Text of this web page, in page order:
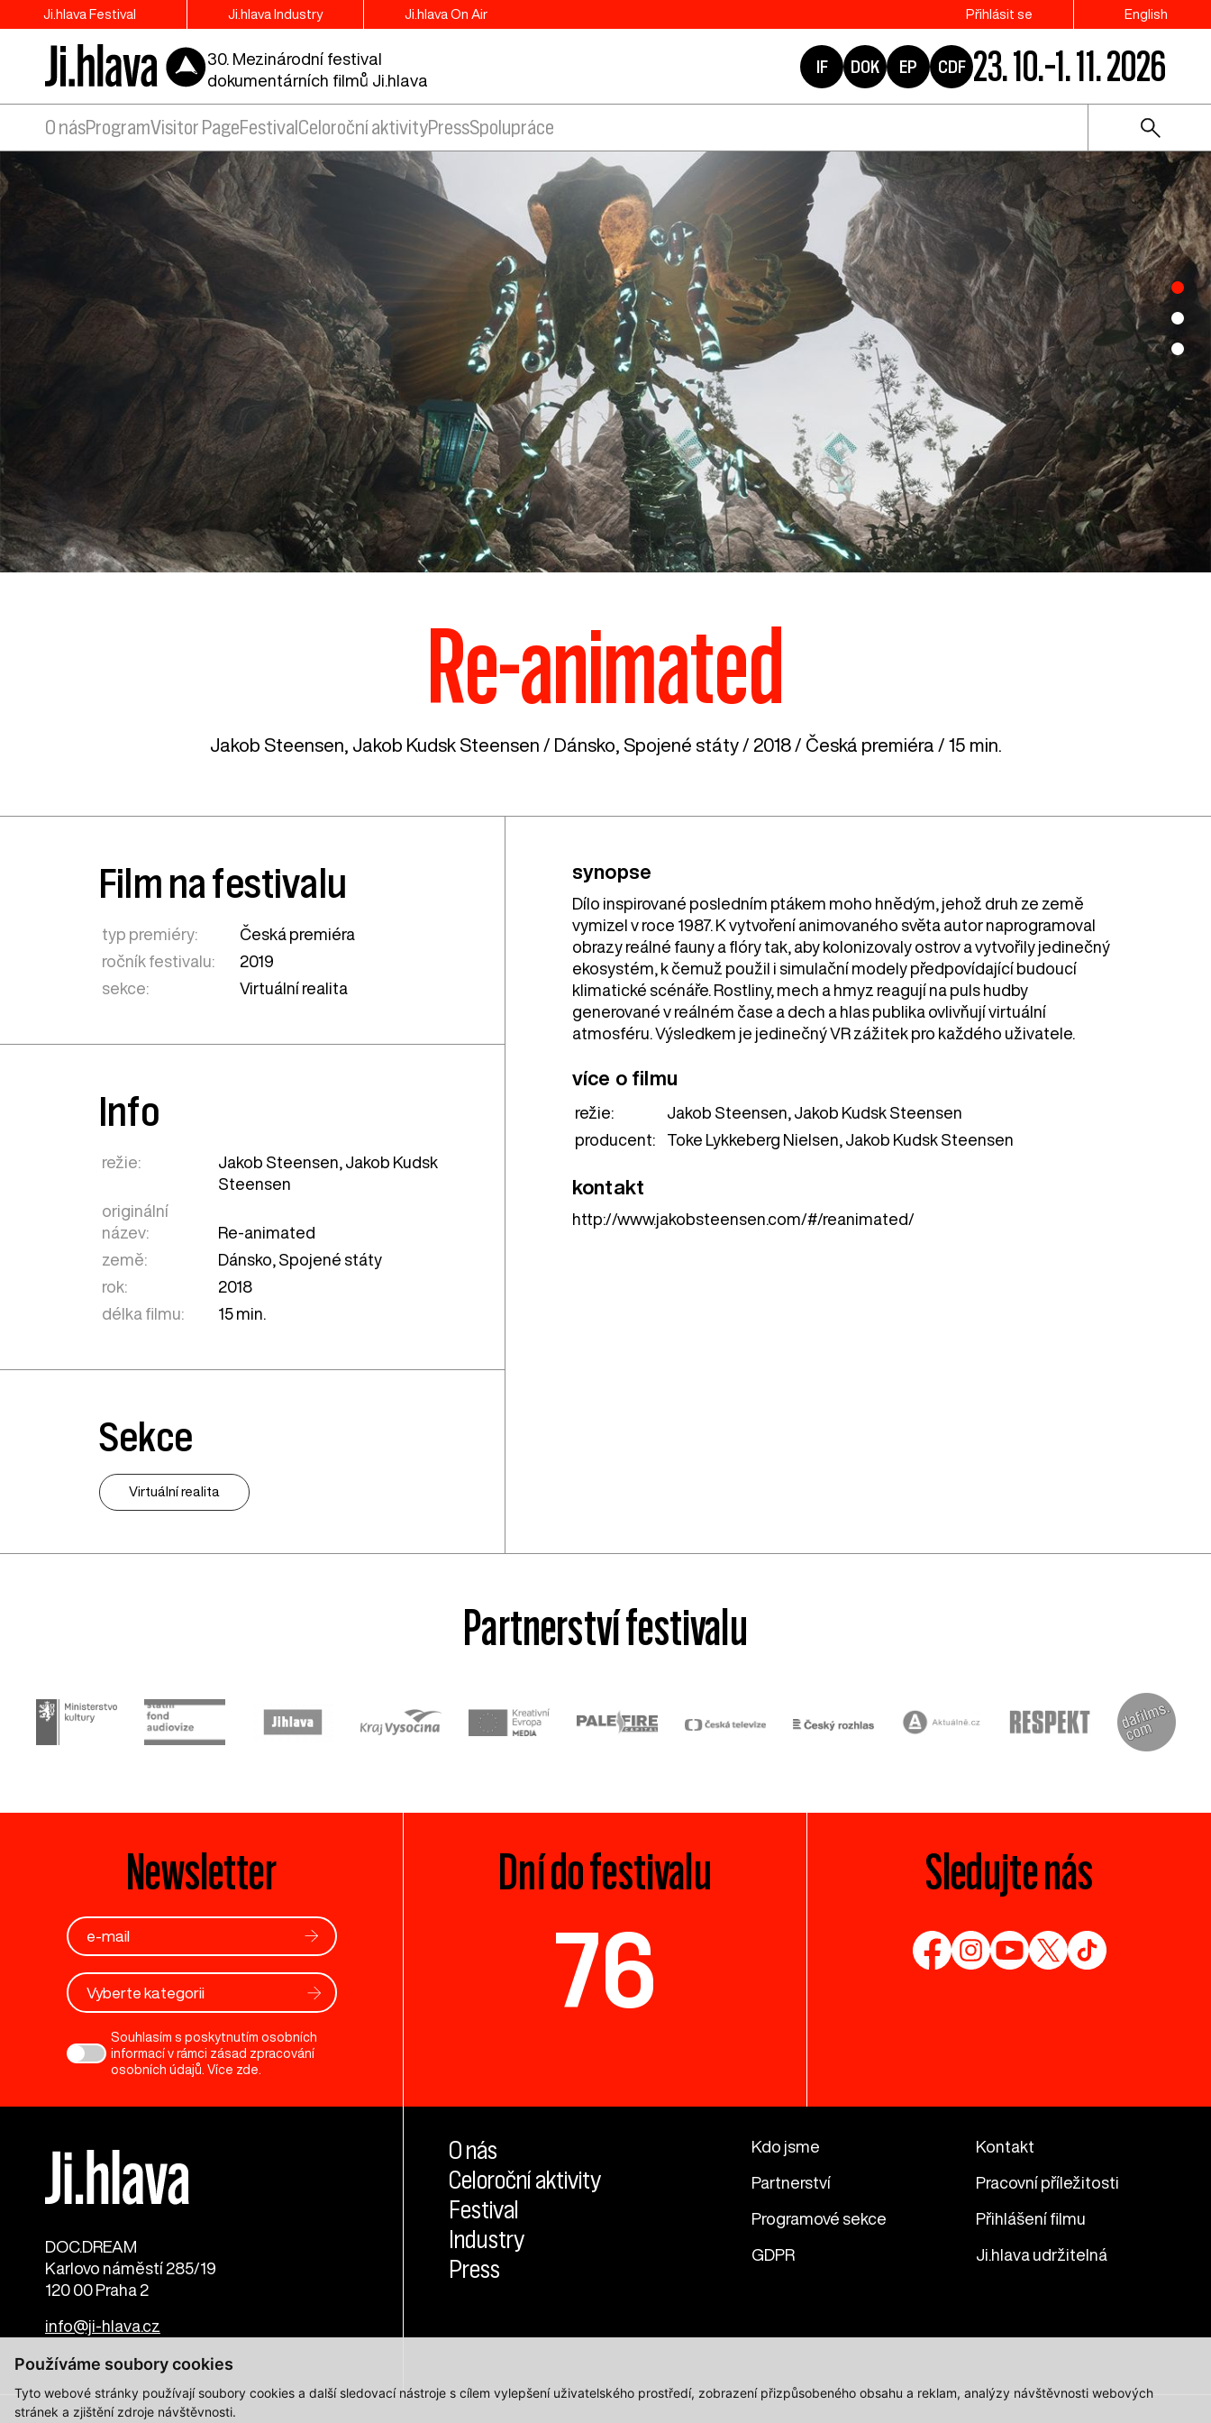
Používáme soubory cookies
Tyto webové stránky používají soubory cookies a další sledovací nástroje s cílem vylepšení uživatelského prostředí, zobrazení přizpůsobeného obsahu a reklam, analýzy návštěvnosti webových
stránek a zjištění zdroje návštěvnosti.
Ji.hlava Festival Ji.hlava Industry Ji.hlava On Air Přihlásit se English
30. Mezinárodní festival
dokumentárních filmů Ji.hlava
IF DOK EP CDF 23. 10.–1. 11. 2026
O násProgramVisitor PageFestival Celoroční aktivityPressSpolupráce
Re-animated
Jakob Steensen, Jakob Kudsk Steensen / Dánsko Spojené státy/ 2018 / Česká premiéra / 15 min.
synopse
Dílo inspirované posledním ptákem moho hnědým, jehož druh ze země
vymizel v roce 1987. K vytvoření animovaného světa autor naprogramoval
obrazy reálné fauny a flóry tak, aby kolonizovaly ostrov a vytvořily jedinečný
ekosystém, k čemuž použil i simulační modely předpovídající budoucí
klimatické scénáře. Rostliny, mech a hmyz reagují na puls hudby
generované v reálném čase a dech a hlas publika ovlivňují virtuální
atmosféru. Výsledkem je jedinečný VR zážitek pro každého uživatele.
více o filmu
režie:
Jakob Steensen, Jakob Kudsk Steensen
producent:
Toke Lykkeberg Nielsen, Jakob Kudsk Steensen
kontakt
http://www.jakobsteensen.com/#/reanimated/
Film na festivalu
typ premiéry:
Česká premiéra
ročník festivalu:
2019
sekce:
Virtuální realita
Info
režie:
Jakob Steensen, Jakob Kudsk
Steensen
originální
název:
Re-animated
země:
Dánsko Spojené státy
rok:
2018
délka filmu:
15 min.
Sekce
Virtuální realita
Partnerství festivalu
Newsletter
Vyberte kategorii
Souhlasím s poskytnutím osobních
informací v rámci zásad zpracování
osobních údajů. Více zde.
Dní do festivalu
76
Sledujte nás
DOC.DREAM​
Karlovo náměstí 285/19
120 00 Praha 2
info@ji-hlava.cz
O nás
Celoroční aktivity
Festival
Industry
Press
Kdo jsme Kontakt
Partnerství Pracovní příležitosti
Programové sekce Přihlášení filmu
GDPR Ji.hlava udržitelná